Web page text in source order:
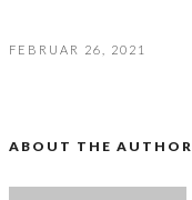
FEBRUAR 26, 2021
ABOUT THE AUTHOR